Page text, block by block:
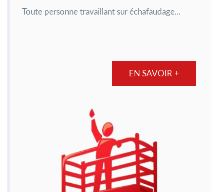
Toute personne travaillant sur échafaudage...
EN SAVOIR +